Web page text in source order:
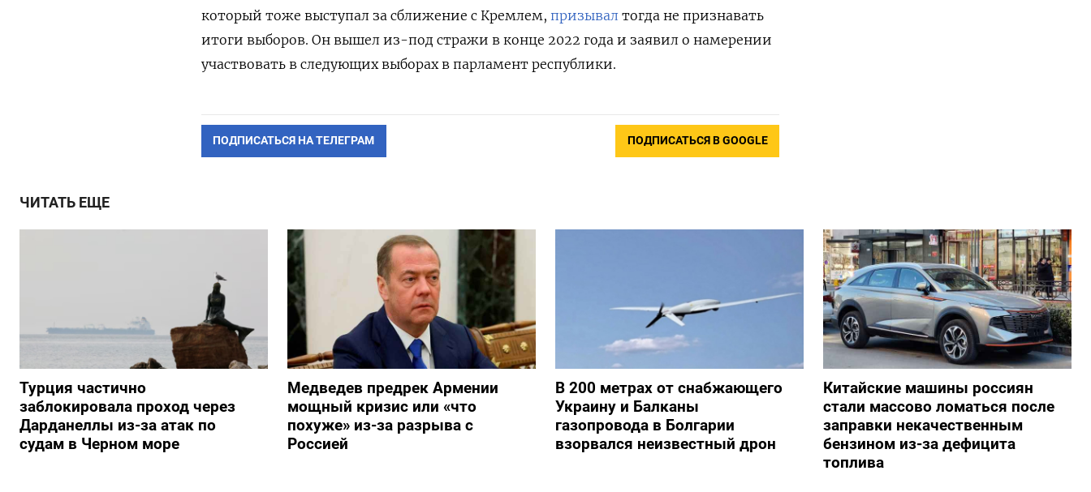
который тоже выступал за сближение с Кремлем, призывал тогда не признавать
итоги выборов. Он вышел из-под стражи в конце 2022 года и заявил о намерении
участвовать в следующих выборах в парламент республики.
ПОДПИСАТЬСЯ НА ТЕЛЕГРАМ ПОДПИСАТЬСЯ В GOOGLE
ЧИТАТЬ ЕЩЕ
Турция частично
заблокировала проход через
Дарданеллы из-за атак по
судам в Черном море
Медведев предрек Армении
мощный кризис или «что
похуже» из-за разрыва с
Россией
В 200 метрах от снабжающего
Украину и Балканы
газопровода в Болгарии
взорвался неизвестный дрон
Китайские машины россиян
стали массово ломаться после
заправки некачественным
бензином из-за дефицита
топлива